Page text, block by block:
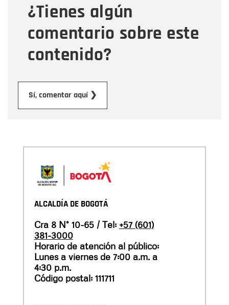
¿Tienes algún
comentario sobre este
contenido?
Sí, comentar aquí ❯
Mensaje
ALCALDÍA DE BOGOTÁ
Cra 8 N° 10-65 / Tel: +57 (601)
381-3000
Horario de atención al público:
Lunes a viernes de 7:00 a.m. a
4:30 p.m.
Código postal: 111711